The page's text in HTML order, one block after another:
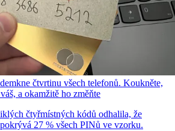
čtvrtinu všech telefonů. Koukněte,
a okamžitě ho změňte
čtyřmístných kódů odhalila, že
27 % všech PINů ve vzorku.